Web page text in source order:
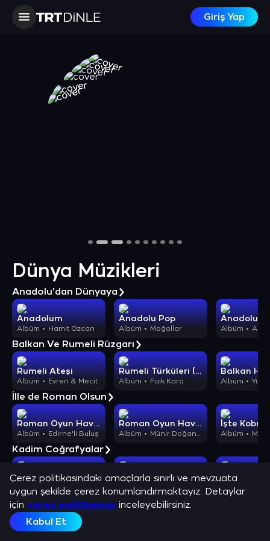
Giriş Yap
Dünya Müzikleri
Anadolu'dan Dünyaya
Anadolum
Albüm Hamit Özcan
Anadolu Pop
Albüm Moğollar Albüm Abdullah
Balkan Ve Rumeli Rüzgarı
Rumeli Ateşi
Albüm Evren & Mecit
Rumeli Türküleri (Balkan Havaları)
Albüm Faik Kara
Balkan
Albüm
İlle de Roman Olsun
Roman Oyun Havaları
Albüm Edirne'li Buluş
Roman Oyun Havaları
Albüm Münir Doğanay Albüm
Kadim Coğrafyalar
Yediveren 1 - Ethnic Music Of Ottoman
Grup Cemre
Yediveren 2 - Ethnic Music Of Ottoman
Albüm Grup Cemre Albüm
Dünya Enstrümantalleri
Çerez politikasındaki amaçlarla sınırlı ve mevzuata
uygun şekilde çerez konumlandırmaktayız. Detaylar
için çerez politikamızı inceleyebilirsiniz.
Kabul Et